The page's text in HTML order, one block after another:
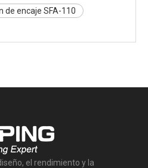
de encaje SFA-110
el rendimiento y la